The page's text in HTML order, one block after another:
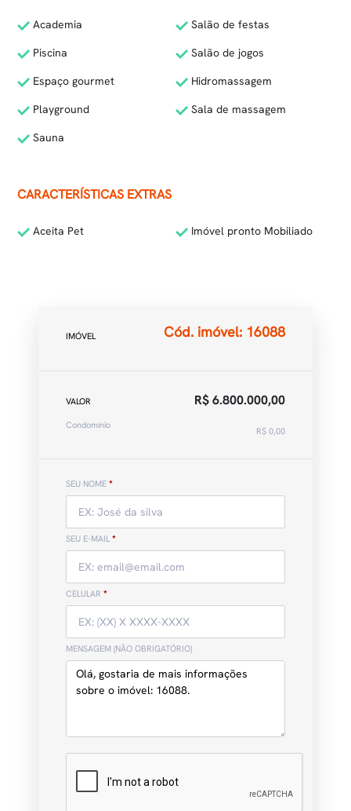
Academia
Salão de festas
Piscina
Salão de jogos
Espaço gourmet
Hidromassagem
Playground
Sala de massagem
Sauna
CARACTERÍSTICAS EXTRAS
Aceita Pet Imóvel pronto Mobiliado
IMÓVEL Cód. imóvel: 16088
VALOR R$ 6.800.000,00
Condomínio
R$ 0,00
SEU NOME *
SEU E-MAIL *
CELULAR *
MENSAGEM (NÃO OBRIGATÓRIO)